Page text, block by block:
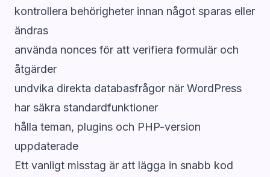
kontrollera behörigheter innan något sparas eller
ändras
använda nonces för att verifiera formulär och
åtgärder
undvika direkta databasfrågor när WordPress
har säkra standardfunktioner
hålla teman, plugins och PHP-version
uppdaterade
Ett vanligt misstag är att lägga in snabb kod